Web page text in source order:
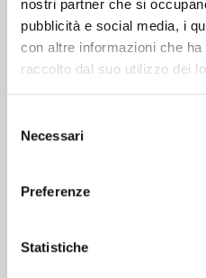
nostri partner che si
pubblicità e social media, i
con altre informazioni che
raccolto dal suo utilizzo dei
delNecessari
Preferenze
Statistiche